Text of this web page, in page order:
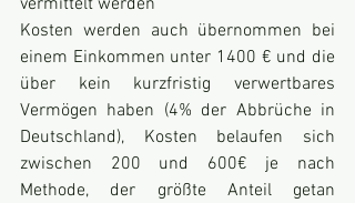
vermittelt werden
Kosten werden auch übernommen bei
einem Einkommen unter 1400 € und die
über kein kurzfristig verwertbares
Vermögen haben (4% der Abbrüche in
Deutschland), Kosten belaufen sich
zwischen 200 und 600€ je nach
Methode, der größte Anteil getan